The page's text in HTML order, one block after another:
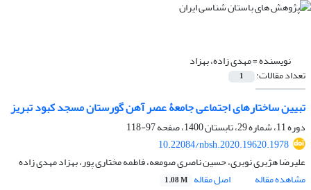
نویسنده =مهدی زاده، بهزاد
تعداد مقالات: 1
تبیین ساختارهای اجتماعی جامعۀ عصر آهن گورستان مسجد کبود تبریز
دوره 11، شماره 29، تابستان 1400، صفحه
97-118
10.22084/nbsh.2020.19620.1978
علیرضا هژبری نوبری، حسین ناصری صومعه، فاطمه مختاری پور، بهزاد مهدی زاده
مشاهده مقاله
اصل مقاله 1.08 M